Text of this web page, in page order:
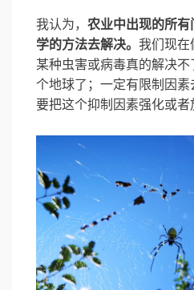
我认为， 农业中出现的所
学的方法去解决。 我们现在
某种虫害或病毒真的解决
个地球了；一定有限制因
要把这个抑制因素强化或者